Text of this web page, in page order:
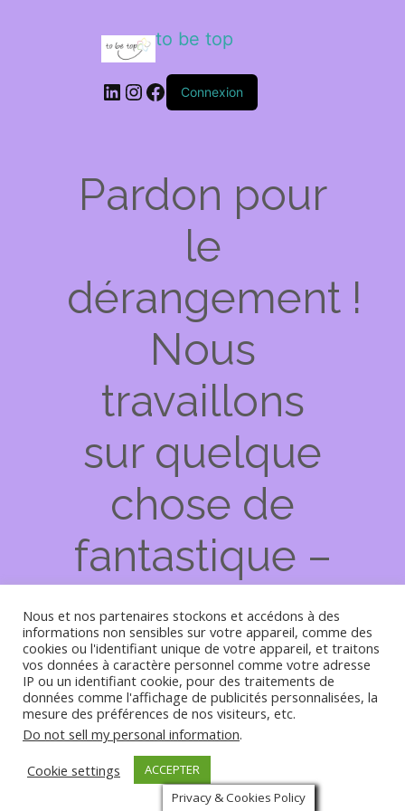
to be top
LinkedIn
Instagram
Facebook
Connexion
Pardon pour
le
dérangement !
Nous
travaillons
sur quelque
chose de
fantastique –
revenez
bientôt !
Nous et nos partenaires stockons et accédons à des
informations non sensibles sur votre appareil, comme des
cookies ou l'identifiant unique de votre appareil, et traitons
vos données à caractère personnel comme votre adresse
IP ou un identifiant cookie, pour des traitements de
données comme l'affichage de publicités personnalisées, la
mesure des préférences de nos visiteurs, etc.
Do not sell my personal information
ACCEPTER
Privacy & Cookies Policy